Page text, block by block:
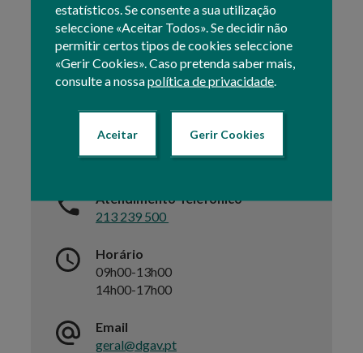
estatísticos. Se consente a sua utilização
seleccione «Aceitar Todos». Se decidir não
permitir certos tipos de cookies seleccione
«Gerir Cookies». Caso pretenda saber mais,
consulte a nossapolítica de privacidade
Aceitar Gerir Cookies
Competências
CONTACTOS
Atendimento Telefónico
213 239 500
Horário
09h00-13h00
14h00-17h00
Email
geral@dgav.pt